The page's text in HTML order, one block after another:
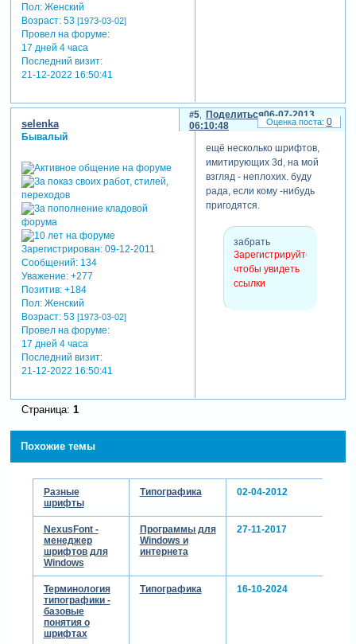
Пол:Женский
Возраст:53 [1973-03-02]
Провел на форуме:
17 дней 4 часа
Последний визит:
21-12-2022 16:50:41
Поделиться
5
06-07-2013
06:10:48
selenka
Бывалый
Зарегистрирован: 09-12-2011
Сообщений:134
Уважение: +277
Позитив: +184
Пол:Женский
Возраст:53 [1973-03-02]
Провел на форуме:
17 дней 4 часа
Последний визит:
21-12-2022 16:50:41
ещё несколько шрифтов,
имитирующих 3d, на мой
взгляд - неплохих. буду
рада, если кому -нибудь
пригодятся.
забрать
Зарегистрируйтесь,
чтобы увидеть
ссылки
0
Страница: 1
Похожие темы
Разные
шрифты
Типографика 02-04-2012
NexusFont -
менеджер
шрифтов для
Windows
Программы для
Windows и
интернета
27-11-2017
Терминология
типографики -
базовые
понятия о
шрифтах
Типографика 16-10-2024